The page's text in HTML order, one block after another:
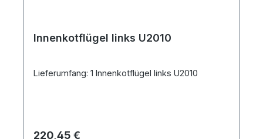
Innenkotflügel links U2010
Lieferumfang: 1 Innenkotflügel links U2010
Regulärer Preis:
220,45 €